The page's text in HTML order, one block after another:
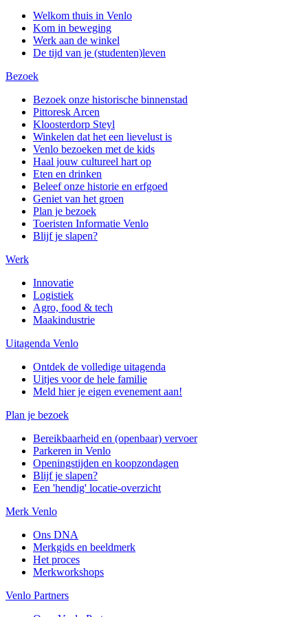
Welkom thuis in Venlo
Kom in beweging
Werk aan de winkel
De tijd van je (studenten)leven
Bezoek
Bezoek onze historische binnenstad
Pittoresk Arcen
Kloosterdorp Steyl
Winkelen dat het een lievelust is
Venlo bezoeken met de kids
Haal jouw cultureel hart op
Eten en drinken
Beleef onze historie en erfgoed
Geniet van het groen
Plan je bezoek
Toeristen Informatie Venlo
Blijf je slapen?
Werk
Innovatie
Logistiek
Agro, food & tech
Maakindustrie
Uitagenda Venlo
Ontdek de volledige uitagenda
Uitjes voor de hele familie
Meld hier je eigen evenement aan!
Plan je bezoek
Bereikbaarheid en (openbaar) vervoer
Parkeren in Venlo
Openingstijden en koopzondagen
Blijf je slapen?
Een 'hendig' locatie-overzicht
Merk Venlo
Ons DNA
Merkgids en beeldmerk
Het proces
Merkworkshops
Venlo Partners